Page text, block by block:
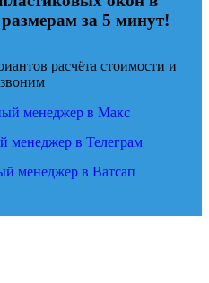
за 5 минут!
расчёта стоимости и